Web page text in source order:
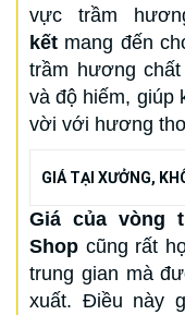
vực trầm
kết mang đến
trầm hương
và độ hiếm, giúp
vời với hương
GIÁ TẠI XƯỞNG,
Giá của vòng
Shop cũng rất
trung gian mà
xuất. Điều này